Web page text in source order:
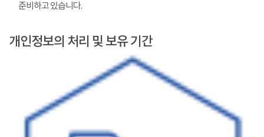
준비하고 있습니다.
개인정보의 처리 및 보유 기간